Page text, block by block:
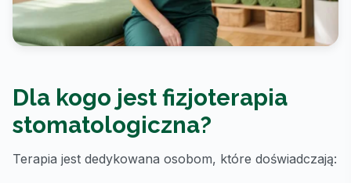
Dla kogo jest fizjoterapia
stomatologiczna?
Terapia jest dedykowana osobom, które doświadczają: